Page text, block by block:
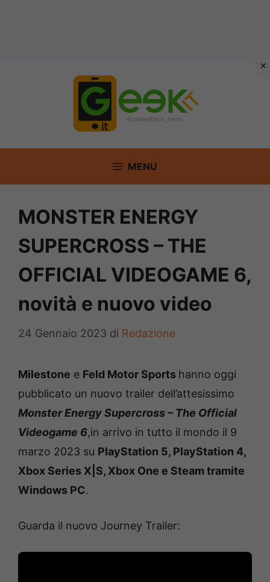
MENU
MONSTER ENERGY
SUPERCROSS – THE
OFFICIAL VIDEOGAME 6,
novità e nuovo video
24 Gennaio 2023 di Redazione
Milestone e Feld Motor Sports hanno oggi
pubblicato un nuovo trailer dell’attesissimo
Monster Energy Supercross – The Official
Videogame 6,in arrivo in tutto il mondo il 9
marzo 2023 su PlayStation 5, PlayStation 4,
Xbox Series X|S, Xbox One e Steam tramite
Windows PC.
Guarda il nuovo Journey Trailer: